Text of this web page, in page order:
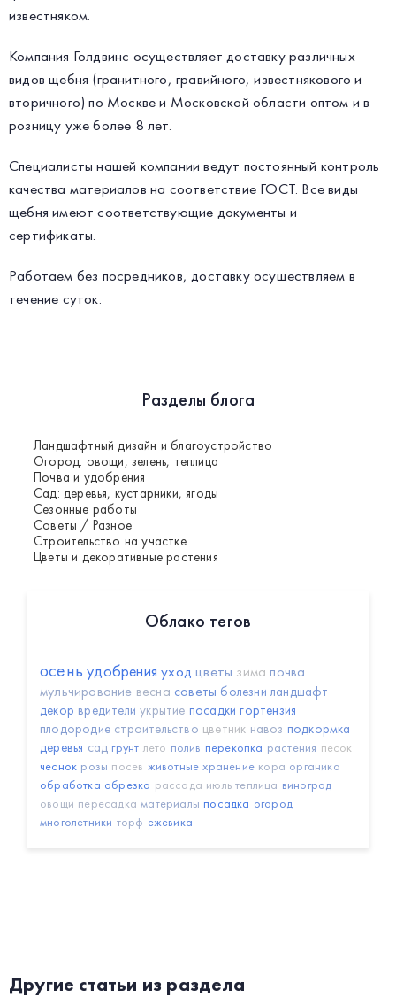
Разделы блога
Ландшафтный дизайн и благоустройство
Огород: овощи, зелень, теплица
Почва и удобрения
Сад: деревья, кустарники, ягоды
Сезонные работы
Советы / Разное
Строительство на участке
Цветы и декоративные растения
Облако тегов
осень удобрения уход цветы зима почва
мульчирование весна советы болезни ландшафт
декор вредители укрытие посадки гортензия
плодородие строительство цветник навоз подкормка
деревья сад грунт лето полив перекопка растения песок
чеснок розы посев животные хранение кора органика
обработка обрезка рассада июль теплица виноград
овощи пересадка материалы посадка огород
многолетники торф ежевика
известняком.
Компания Голдвинс осуществляет доставку различных
видов щебня (гранитного, гравийного, известнякового и
вторичного) по Москве и Московской области оптом и в
розницу уже более 8 лет.
Специалисты нашей компании ведут постоянный контроль
качества материалов на соответствие ГОСТ. Все виды
щебня имеют соответствующие документы и
сертификаты.
Работаем без посредников, доставку осуществляем в
течение суток.
Другие статьи из раздела